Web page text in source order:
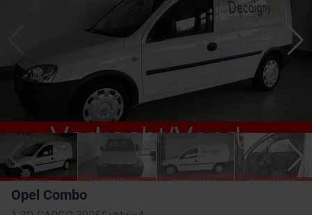
Opel Combo